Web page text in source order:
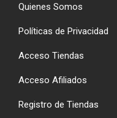
Quienes Somos
Políticas de Privacidad
Acceso Tiendas
Acceso Afiliados
Registro de Tiendas